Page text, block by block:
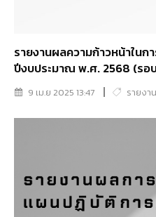
รายงานผลความก้าวหน้าในก
ปีงบประมาณ พ.ศ. 2568 (รอ
9 เม.ย 2025 13:47 รายงา